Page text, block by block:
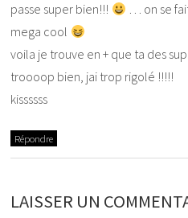
passe super bien!!!
… on se
mega cool
voila je trouve en + que ta des
troooop bien, jai trop rigolé !!!!!
kissssss
Répondre
LAISSER UN